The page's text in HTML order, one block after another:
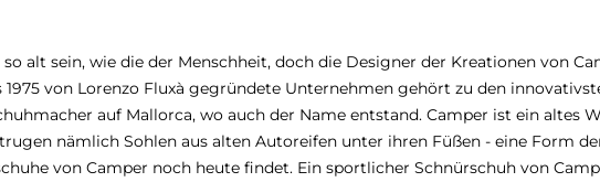
alt sein, wie die der Menschheit, doch die Designer der Kreationen von
von Lorenzo Fluxà gegründete Unternehmen gehört zu den
auf Mallorca, wo auch der Name entstand. Camper ist ein altes
nämlich Sohlen aus alten Autoreifen unter ihren Füßen - eine Form
von Camper noch heute findet. Ein sportlicher Schnürschuh von